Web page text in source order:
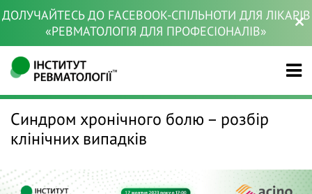
ДОЛУЧАЙТЕСЬ ДО FACEBOOK-СПІЛЬНОТИ ДЛЯ ЛІКАРІВ
«РЕВМАТОЛОГІЯ ДЛЯ ПРОФЕСІОНАЛІВ»
Синдром хронічного болю – розбір
клінічних випадків